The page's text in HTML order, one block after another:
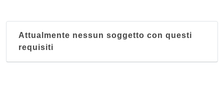
Attualmente nessun soggetto con questi
requisiti